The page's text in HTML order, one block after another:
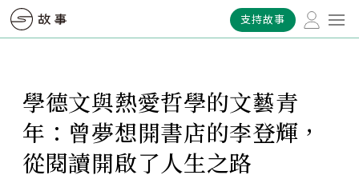
支持故事
學德文與熱愛哲學的文藝青
年：曾夢想開書店的李登輝，
從閱讀開啟了人生之路